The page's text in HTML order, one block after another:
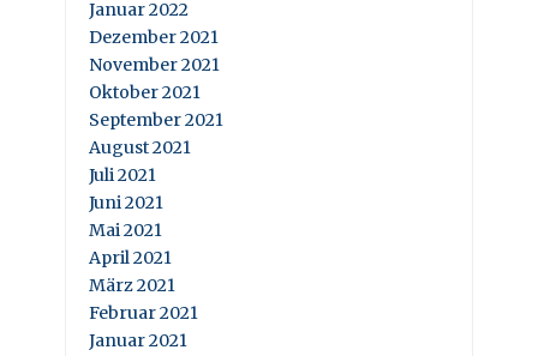
Januar 2022
Dezember 2021
November 2021
Oktober 2021
September 2021
August 2021
Juli 2021
Juni 2021
Mai 2021
April 2021
März 2021
Februar 2021
Januar 2021